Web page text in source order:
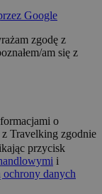
Google
zgodę z
am się z
o
Travelking zgodnie
przycisk
i
ochrony danych